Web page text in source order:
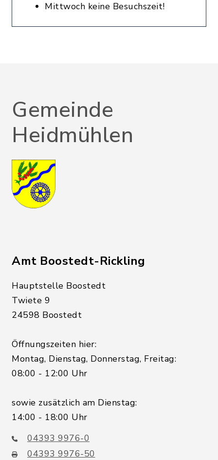
Mittwoch keine Besuchszeit!
Gemeinde
Heidmühlen
Amt Boostedt-Rickling
Hauptstelle Boostedt
Twiete 9
24598 Boostedt
Öffnungszeiten hier:
Montag, Dienstag, Donnerstag, Freitag:
08:00 - 12:00 Uhr
sowie zusätzlich am Dienstag:
14:00 - 18:00 Uhr
04393 9976-0
04393 9976-50